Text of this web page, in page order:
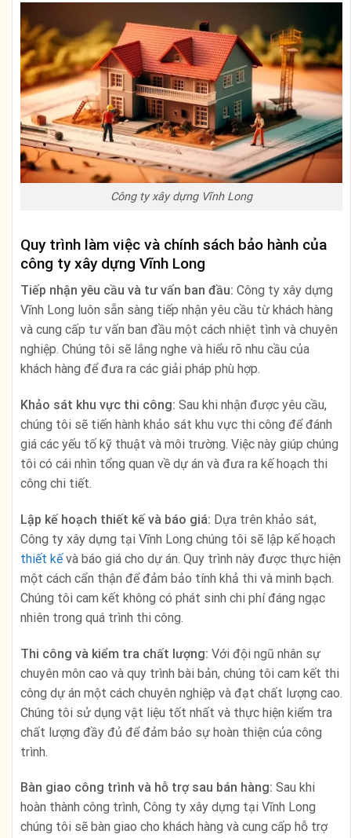
Công ty xây dựng Vĩnh Long
Quy trình làm việc và chính sách bảo hành của
công ty xây dựng Vĩnh Long
Tiếp nhận yêu cầu và tư vấn ban đầu: Công ty xây dựng
Vĩnh Long luôn sẵn sàng tiếp nhận yêu cầu từ khách hàng
và cung cấp tư vấn ban đầu một cách nhiệt tình và chuyên
nghiệp. Chúng tôi sẽ lắng nghe và hiểu rõ nhu cầu của
khách hàng để đưa ra các giải pháp phù hợp.
Khảo sát khu vực thi công: Sau khi nhận được yêu cầu,
chúng tôi sẽ tiến hành khảo sát khu vực thi công để đánh
giá các yếu tố kỹ thuật và môi trường. Việc này giúp chúng
tôi có cái nhìn tổng quan về dự án và đưa ra kế hoạch thi
công chi tiết.
Lập kế hoạch thiết kế và báo giá: Dựa trên khảo sát,
Công ty xây dựng tại Vĩnh Long chúng tôi sẽ lập kế hoạch
thiết kếvà báo giá cho dự án. Quy trình này được thực hiện
một cách cẩn thận để đảm bảo tính khả thi và minh bạch.
Chúng tôi cam kết không có phát sinh chi phí đáng ngạc
nhiên trong quá trình thi công.
Thi công và kiểm tra chất lượng: Với đội ngũ nhân sự
chuyên môn cao và quy trình bài bản, chúng tôi cam kết thi
công dự án một cách chuyên nghiệp và đạt chất lượng cao.
Chúng tôi sử dụng vật liệu tốt nhất và thực hiện kiểm tra
chất lượng đầy đủ để đảm bảo sự hoàn thiện của công
trình.
Bàn giao công trình và hỗ trợ sau bán hàng: Sau khi
hoàn thành công trình, Công ty xây dựng tại Vĩnh Long
chúng tôi sẽ bàn giao cho khách hàng và cung cấp hỗ trợ